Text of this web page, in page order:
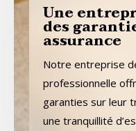
Une
des
assurance
Notre entreprise
professionnelle
garanties sur leur
une tranquillité